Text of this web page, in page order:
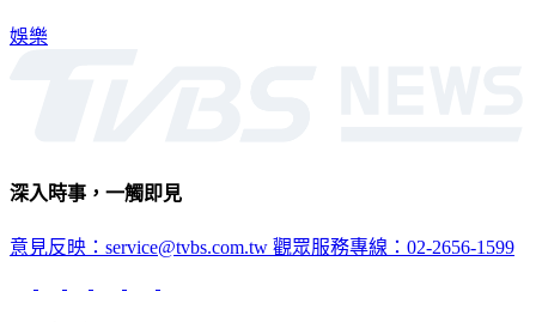
娛樂
深入時事，一觸即見
意見反映：service@tvbs.com.tw 觀眾服務專線：02-2656-1599